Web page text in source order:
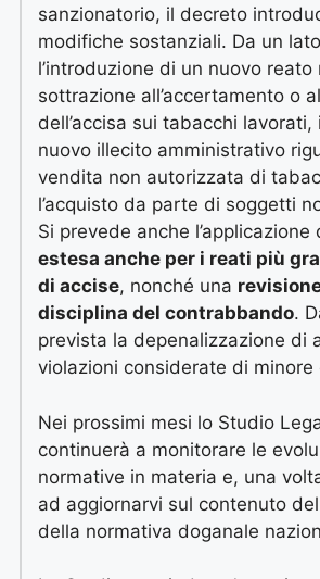
sanzionatorio, il decreto
modifiche sostanziali. Da un
l’introduzione di un nuovo reato
sottrazione all’accertamento o
dell’accisa sui tabacchi lavorati,
nuovo illecito amministrativo
vendita non autorizzata di
l’acquisto da parte di soggetti
Si prevede anche l’applicazione
estesa anche per i reati più
di accise, nonché una
disciplina del contrabbando.
prevista la depenalizzazione di
violazioni considerate di minore
Nei prossimi mesi lo Studio
continuerà a monitorare le
normative in materia e, una
ad aggiornarvi sul contenuto
della normativa doganale